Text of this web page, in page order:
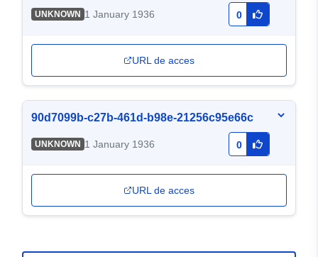
UNKNOWN 1 January 1936 0
URL de acces
90d7099b-c27b-461d-b98e-21256c95e66c
UNKNOWN 1 January 1936 0
URL de acces